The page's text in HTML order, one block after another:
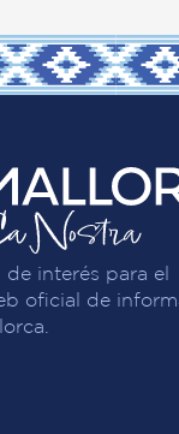
interés para el
oficial de